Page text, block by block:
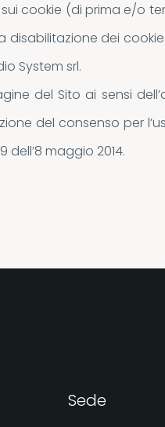
cookie (di prima e/o
dei
System srl.
del Sito ai sensi
del consenso per
dell’8 maggio 2014.
Sede